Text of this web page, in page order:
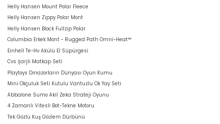
Helly Hansen Mount Polar Fleece
Helly Hansen Zippy Polar Mont
Helly Hansen Block Fullzip Polar
Columbia Erkek Mont - Rugged Path Omni-Heat™
Einhell Te-Hv Akülü El Süpürgesi
Cvs Şarjli Matkap Seti
Playtoys Dinazorların Dünyası Oyun Kumu
Mini Okçuluk Seti Kutulu Vantuzlu Ok Yay Seti
Abbalone Sumo Akil Zeka Strateji Oyunu
4 Zamanlı Vitesli Bot-Tekne Motoru
Tek Gözlü Kuş Gözlem Dürbünü